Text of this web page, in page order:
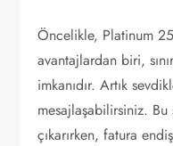
Öncelikle, Platinum
avantajlardan biri,
imkanıdır. Artık
mesajlaşabilirsiniz. Bu
çıkarırken, fatura